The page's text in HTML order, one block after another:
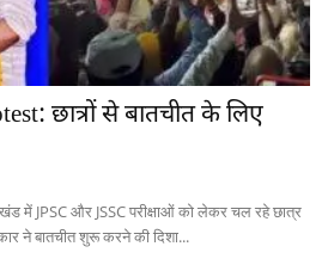
छात्रों से बातचीत के लिए
में JPSC और JSSC परीक्षाओं को लेकर चल रहे छात्र
ने बातचीत शुरू करने की दिशा...